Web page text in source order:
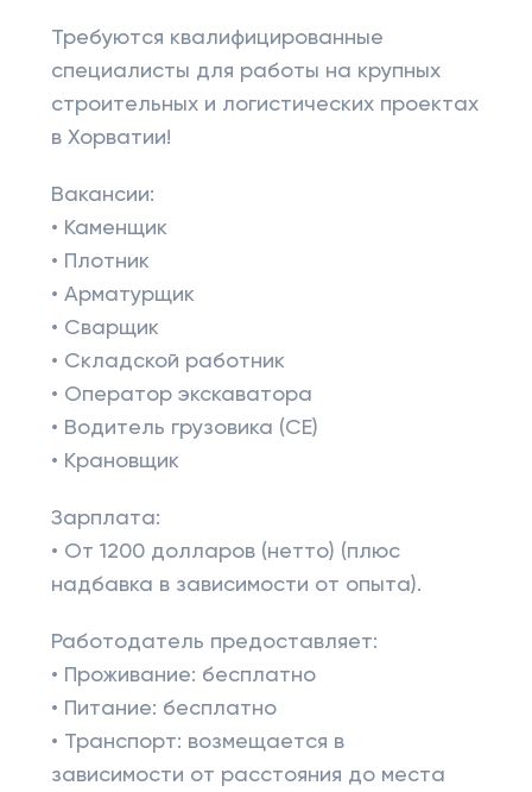
Требуются квалифицированные
специалисты для работы на крупных
строительных и логистических проектах
в Хорватии!
Вакансии:
• Каменщик
• Плотник
• Арматурщик
• Сварщик
• Складской работник
• Оператор экскаватора
• Водитель грузовика (CE)
• Крановщик
Зарплата:
• От 1200 долларов (нетто) (плюс
надбавка в зависимости от опыта).
Работодатель предоставляет:
• Проживание: бесплатно
• Питание: бесплатно
• Транспорт: возмещается в
зависимости от расстояния до места